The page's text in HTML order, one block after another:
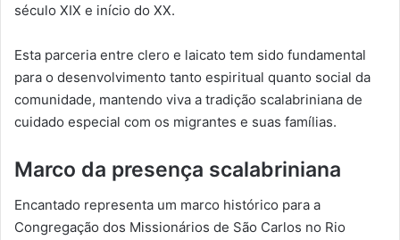
século XIX e início do XX.
Esta parceria entre clero e laicato tem sido fundamental
para o desenvolvimento tanto espiritual quanto social da
comunidade, mantendo viva a tradição scalabriniana de
cuidado especial com os migrantes e suas famílias.
Marco da presença scalabriniana
Encantado representa um marco histórico para a
Congregação dos Missionários de São Carlos no Rio